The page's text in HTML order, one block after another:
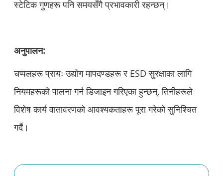
स्टेटिक गुणहरू पनि समयसँगै प्रभावकारी रहन्छन्।
अनुपालन:
चप्पलहरू प्रायः उद्योग मापदण्डहरू र ESD सुरक्षाका लागि
नियमहरूको पालना गर्न डिजाइन गरिएका हुन्छन्, तिनीहरूले
विशेष कार्य वातावरणको आवश्यकताहरू पूरा गरेको सुनिश्चित
गर्दै।